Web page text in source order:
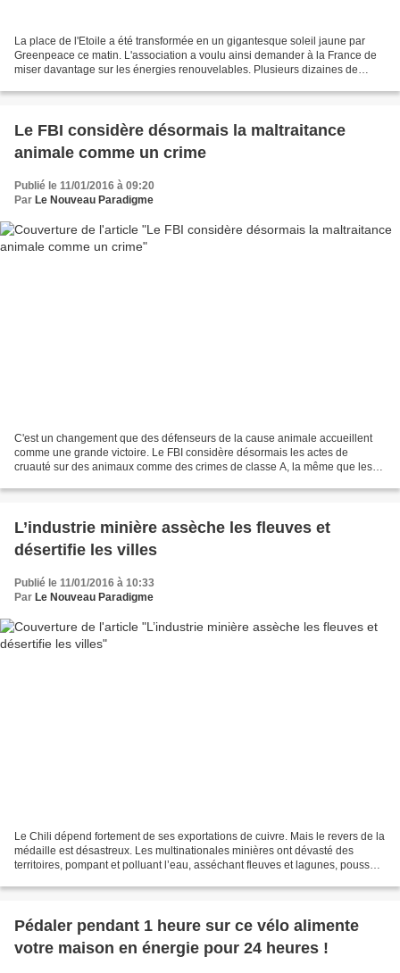
La place de l'Etoile a été transformée en un gigantesque soleil jaune par
Greenpeace ce matin. L'association a voulu ainsi demander à la France de
miser davantage sur les énergies renouvelables. Plusieurs dizaines de
Le FBI considère désormais la maltraitance
animale comme un crime
Publié le 11/01/2016 à 09:20
Par Le Nouveau Paradigme
C'est un changement que des défenseurs de la cause animale accueillent
comme une grande victoire. Le FBI considère désormais les actes de
cruauté sur des animaux comme des crimes de classe A, la même que les
L’industrie minière assèche les fleuves et
désertifie les villes
Publié le 11/01/2016 à 10:33
Par Le Nouveau Paradigme
Le Chili dépend fortement de ses exportations de cuivre. Mais le revers de la
médaille est désastreux. Les multinationales minières ont dévasté des
territoires, pompant et polluant l’eau, asséchant fleuves et lagunes, poussant
Pédaler pendant 1 heure sur ce vélo alimente
votre maison en énergie pour 24 heures !